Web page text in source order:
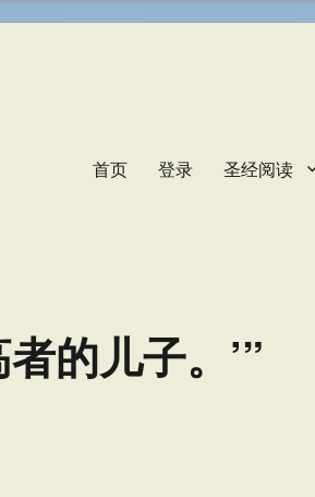
首页 登录 圣经阅读
的儿子。’”